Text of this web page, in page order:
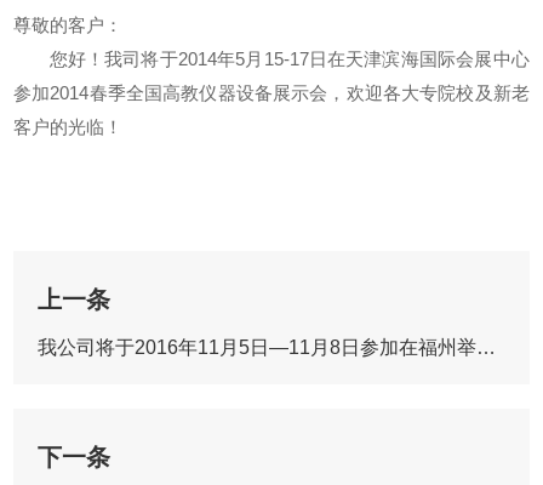
尊敬的客户：
您好！我司将于2014年5月15-17日在天津滨海国际会展中心
参加2014春季全国高教仪器设备展示会，欢迎各大专院校及新老
客户的光临！
上一条
我公司将于2016年11月5日—11月8日参加在福州举办的国际制药机械博览会
下一条